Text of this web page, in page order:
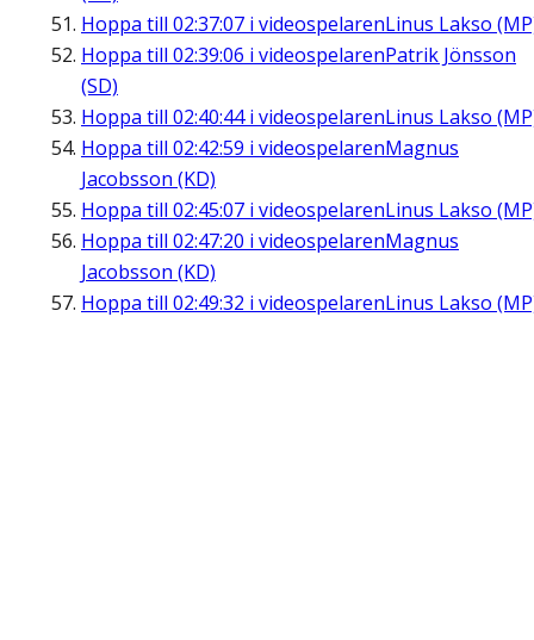
Hoppa till 02:37:07 i videospelarenLinus Lakso
Hoppa till 02:39:06 i videospelarenPatrik Jönsson
(SD)
Hoppa till 02:40:44i videospelarenLinus Lakso
Hoppa till 02:42:59 i videospelarenMagnus
Jacobsson (KD)
Hoppa till 02:45:07 i videospelarenLinus Lakso
Hoppa till 02:47:20 i videospelarenMagnus
Jacobsson (KD)
Hoppa till 02:49:32 i videospelarenLinus Lakso